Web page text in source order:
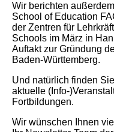
Wir berichten
School of Education
der Zentren für
Schools im März in
Auftakt zur Gründung
Baden-Württemberg.
Und natürlich finden
aktuelle (Info-
Fortbildungen.
Wir wünschen Ihnen